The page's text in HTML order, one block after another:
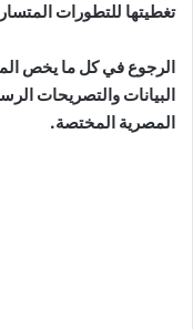
تغطيتها للتطورات
الرجوع في كل ما يخص
البيانات والتصريحات
المصرية المختصة.